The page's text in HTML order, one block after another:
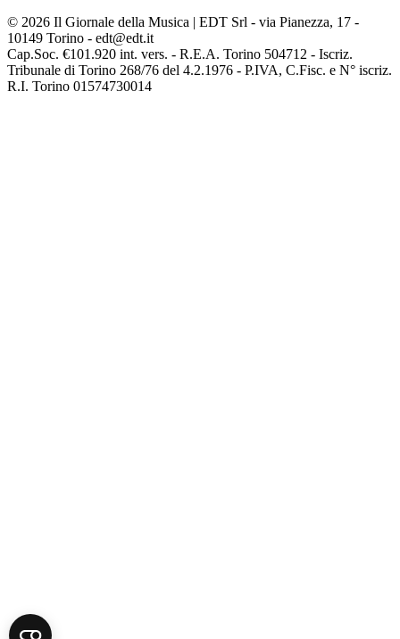
© 2026 Il Giornale della Musica | EDT Srl - via Pianezza, 17 -
10149 Torino - edt@edt.it
Cap.Soc. €101.920 int. vers. - R.E.A. Torino 504712 - Iscriz.
Tribunale di Torino 268/76 del 4.2.1976 - P.IVA, C.Fisc. e N° iscriz.
R.I. Torino 01574730014